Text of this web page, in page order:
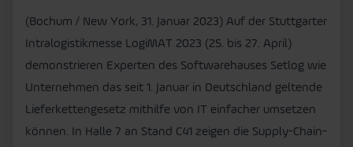
(Bochum / New York, 31. Januar 2023) Auf der Stuttgarter
Intralogistikmesse LogiMAT 2023 (25. bis 27. April)
demonstrieren Experten des Softwarehauses Setlog wie
Unternehmen das seit 1. Januar in Deutschland geltende
Lieferkettengesetz mithilfe von IT einfacher umsetzen
können. In Halle 7 an Stand C41 zeigen die Supply-Chain-